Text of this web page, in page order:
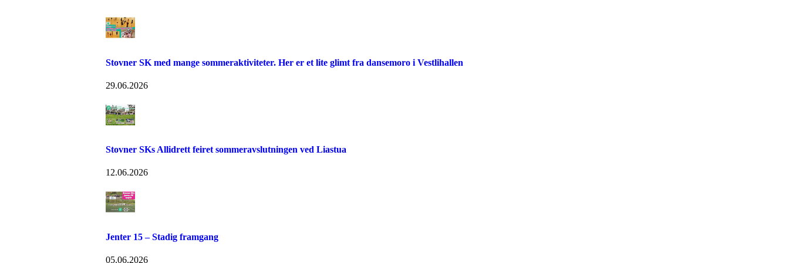
Stovner SK med mange sommeraktiviteter. Her er et lite glimt fra dansemoro i Vestlihallen
29.06.2026
Stovner SKs Allidrett feiret sommeravslutningen ved Liastua
12.06.2026
Jenter 15 – Stadig framgang
05.06.2026